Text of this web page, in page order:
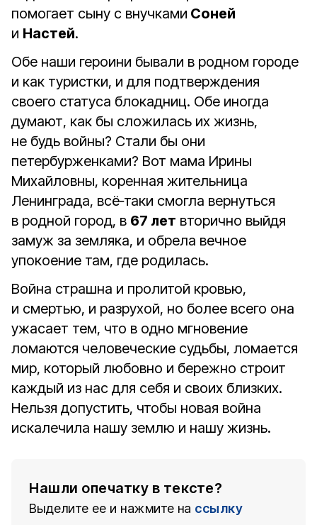
помогает сыну с внучками Соней
и Настей.
Обе наши героини бывали в родном городе
и как туристки, и для подтверждения
своего статуса блокадниц. Обе иногда
думают, как бы сложилась их жизнь,
не будь войны? Стали бы они
петербурженками? Вот мама Ирины
Михайловны, коренная жительница
Ленинграда, всё‑таки смогла вернуться
в родной город, в 67 лет вторично выйдя
замуж за земляка, и обрела вечное
упокоение там, где родилась.
Война страшна и пролитой кровью,
и смертью, и разрухой, но более всего она
ужасает тем, что в одно мгновение
ломаются человеческие судьбы, ломается
мир, который любовно и бережно строит
каждый из нас для себя и своих близких.
Нельзя допустить, чтобы новая война
искалечила нашу землю и нашу жизнь.
Нашли опечатку в тексте?
Выделите ее и нажмите на ссылку